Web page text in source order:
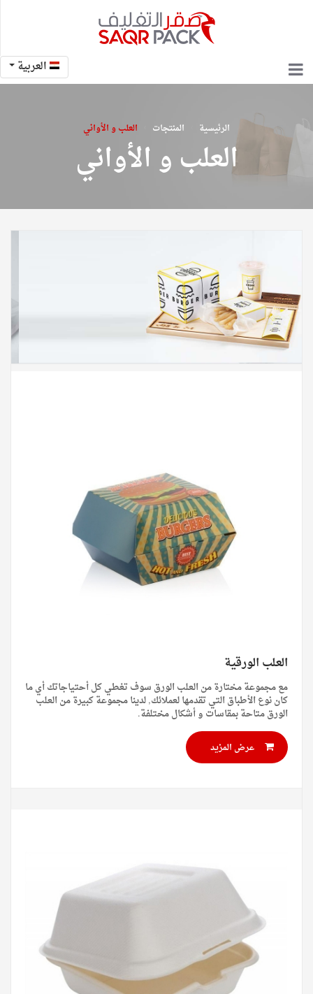
العربية
الرئيسية المنتجات العلب و الأواني
العلب و الأواني
العلب الورقية
مع مجموعة مختارة من العلب الورق سوف تغطي كل أحتياجاتك أي ما
كان نوع الأطباق التي تقدمها لعملائك, لدينا مجموعة كبيرة من العلب
الورق متاحة بمقاسات و أشكال مختلفة.
عرض المزيد